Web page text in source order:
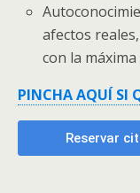
afectos
con la
PINCHA AQUÍ SI